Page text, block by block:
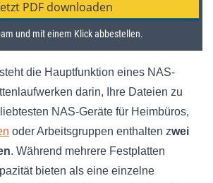
die Hauptfunktion eines NAS-
darin, Ihre Dateien zu
NAS-Geräte für Heimbüros,
oder Arbeitsgruppen enthalten zwei
. Während mehrere Festplatten
bieten als eine einzelne